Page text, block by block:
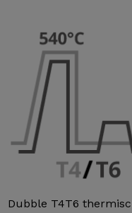
Dubble T4T6